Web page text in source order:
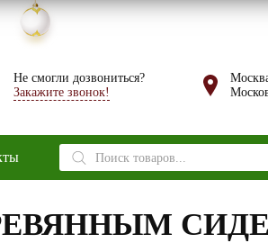
Не смогли дозвониться?
Закажите звонок!
Поиск
товаров